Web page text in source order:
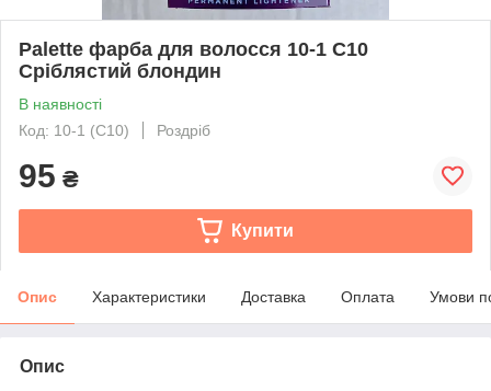
Palette фарба для волосся 10-1 C10
Сріблястий блондин
В наявності
Код: 10-1 (C10)
Роздріб
95 ₴
Купити
Опис Характеристики Доставка Оплата Умови
Опис